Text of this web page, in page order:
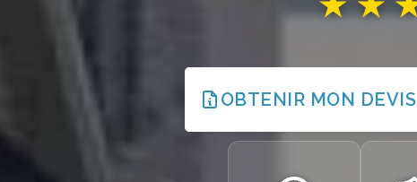
OBTENIR MON DEVIS